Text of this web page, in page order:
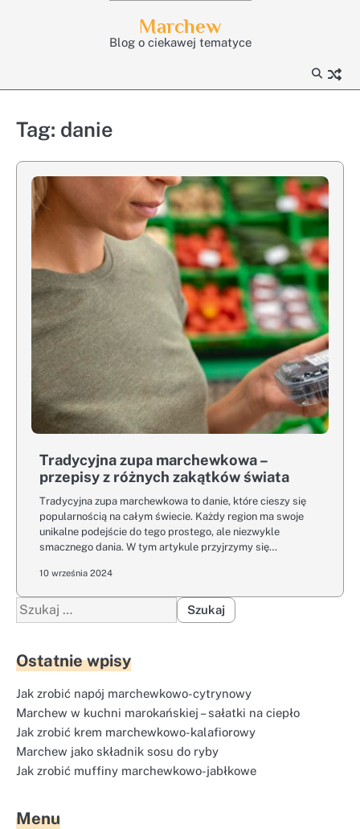
Marchew
Blog o ciekawej tematyce
Tag: danie
Tradycyjna zupa marchewkowa –
przepisy z różnych zakątków świata
Tradycyjna zupa marchewkowa to danie, które cieszy się
popularnością na całym świecie. Każdy region ma swoje
unikalne podejście do tego prostego, ale niezwykle
smacznego dania. W tym artykule przyjrzymy się…
10 września 2024
Szukaj:
Ostatnie wpisy
Jak zrobić napój marchewkowo-cytrynowy
Marchew w kuchni marokańskiej – sałatki na ciepło
Jak zrobić krem marchewkowo-kalafiorowy
Marchew jako składnik sosu do ryby
Jak zrobić muffiny marchewkowo-jabłkowe
Menu